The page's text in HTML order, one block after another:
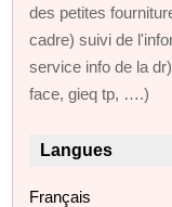
des petites
cadre) suivi de
service info de la
face, gieq tp, ….)
Langues
Français